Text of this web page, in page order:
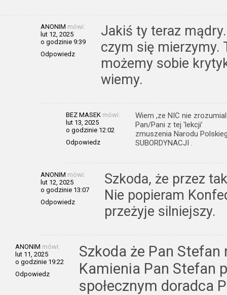
ANONIM mówi:
lut 12, 2025
o godzinie 9:39
Odpowiedz
Jakiś ty teraz
czym się mierzymy.
możemy sobie
wiemy.
BEZ MASEK mówi:
lut 13, 2025
o godzinie 12:02
Odpowiedz
Wiem ,ze NIC nie zrozumial
Pan/Pani z tej 'lekcji’
zmuszenia Narodu
SUBORDYNACJI .
ANONIM mówi:
lut 12, 2025
o godzinie 13:07
Odpowiedz
Szkoda, że przez
Nie popieram
przeżyje silniejszy.
ANONIM mówi:
lut 11, 2025
o godzinie 19:22
Odpowiedz
Szkoda że Pan Stefan
Kamienia Pan Stefan
społecznym doradca